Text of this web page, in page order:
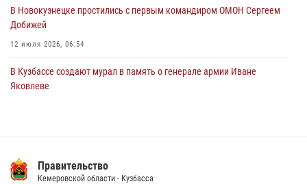
В Новокузнецке простились с первым командиром ОМОН Сергеем
Добижей
12 июля 2026, 06:54
В Кузбассе создают мурал в память о генерале армии Иване
Яковлеве
14 июля 2026, 08:52 1
Правительство
Кемеровской области - Кузбасса